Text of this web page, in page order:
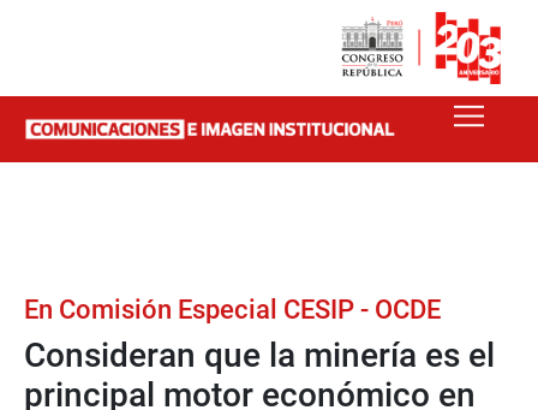
En Comisión Especial CESIP - OCDE
Consideran que la minería es el
principal motor económico en